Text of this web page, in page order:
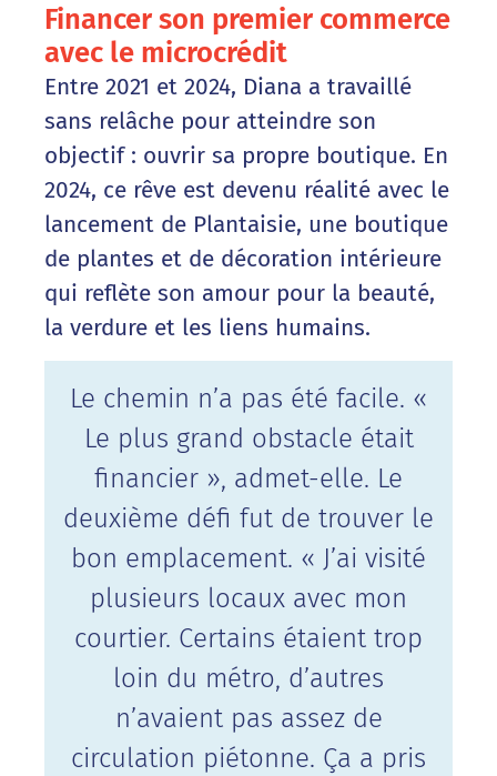
Financer son premier commerce
avec le microcrédit
Entre 2021 et 2024, Diana a travaillé
sans relâche pour atteindre son
objectif : ouvrir sa propre boutique. En
2024, ce rêve est devenu réalité avec le
lancement de Plantaisie, une boutique
de plantes et de décoration intérieure
qui reflète son amour pour la beauté,
la verdure et les liens humains.
Le chemin n’a pas été facile. «
Le plus grand obstacle était
financier », admet-elle. Le
deuxième défi fut de trouver le
bon emplacement. « J’ai visité
plusieurs locaux avec mon
courtier. Certains étaient trop
loin du métro, d’autres
n’avaient pas assez de
circulation piétonne. Ça a pris